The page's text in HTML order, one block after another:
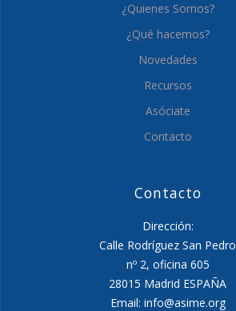
¿Quienes Somos?
¿Qué hacemos?
Novedades
Recursos
Asóciate
Contacto
Contacto
Dirección:
Calle Rodríguez San Pedro
nº 2, oficina 605
28015 Madrid ESPAÑA
Email: info@asime.org